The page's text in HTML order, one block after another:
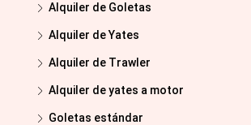
Alquiler de Goletas
Alquiler de Yates
Alquiler de Trawler
Alquiler de yates a motor
Goletas estándar